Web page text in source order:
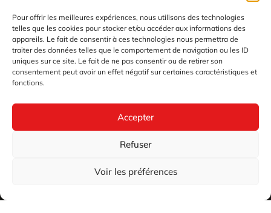
Pour offrir les meilleures expériences, nous utilisons des technologies
telles que les cookies pour stocker et/ou accéder aux informations des
appareils. Le fait de consentir à ces technologies nous permettra de
traiter des données telles que le comportement de navigation ou les ID
uniques sur ce site. Le fait de ne pas consentir ou de retirer son
consentement peut avoir un effet négatif sur certaines caractéristiques et
fonctions.
Accepter
Refuser
Voir les préférences